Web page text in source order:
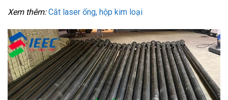
Xem thêm:Cắt laser ống, hộp kim loại